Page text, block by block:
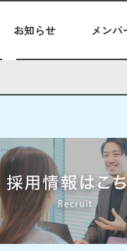
お知らせ メンバ